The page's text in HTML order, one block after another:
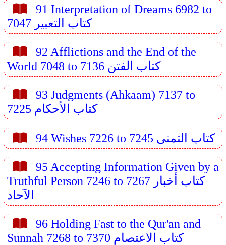
91 Interpretation of Dreams 6982 to
7047 كتاب التعبير
92 Afflictions and the End of the
World 7048 to 7136 كتاب الفتن
93 Judgments (Ahkaam) 7137 to
7225 كتاب الأحكام
94 Wishes 7226 to 7245 كتاب التمنى
95 Accepting Information Given by a
Truthful Person 7246 to 7267 كتاب أخبار
الآحاد
96 Holding Fast to the Qur'an and
Sunnah 7268 to 7370 كتاب الاعتصام